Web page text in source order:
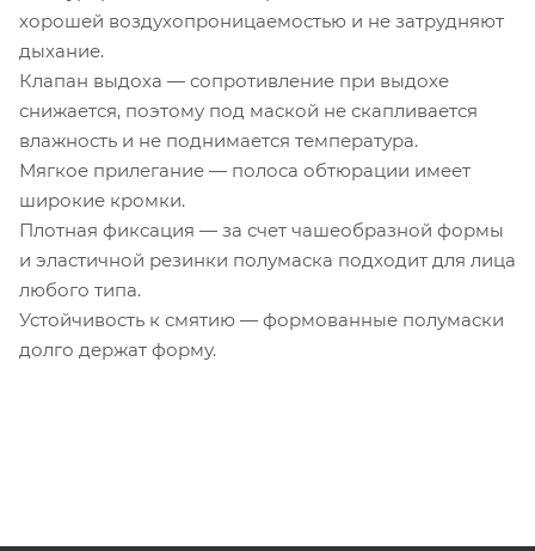
хорошей воздухопроницаемостью и не затрудняют
дыхание.
Клапан выдоха — сопротивление при выдохе
снижается, поэтому под маской не скапливается
влажность и не поднимается температура.
Мягкое прилегание — полоса обтюрации имеет
широкие кромки.
Плотная фиксация — за счет чашеобразной формы
и эластичной резинки полумаска подходит для лица
любого типа.
Устойчивость к смятию — формованные полумаски
долго держат форму.